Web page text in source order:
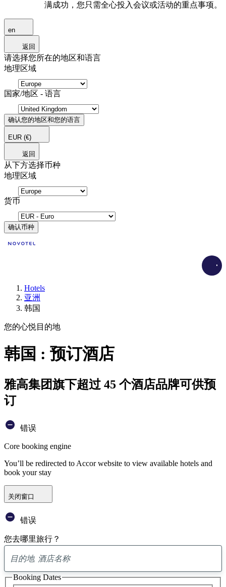
满成功，您只需全心投入会议或活动的重点事项。
en
返回
请选择您所在的地区和语言
地理区域
国家/地区 - 语言
确认您的地区和您的语言
EUR (€)
返回
从下方选择币种
地理区域
货币
确认币种
Hotels
亚洲
韩国
您的心悦目的地
韩国 : 预订酒店
雅高集团旗下超过 45 个酒店品牌可供预
订
错误
Core booking engine
You’ll be redirected to Accor website to view available hotels and
book your stay
关闭窗口
错误
您去哪里旅行？
找
到
Booking Dates